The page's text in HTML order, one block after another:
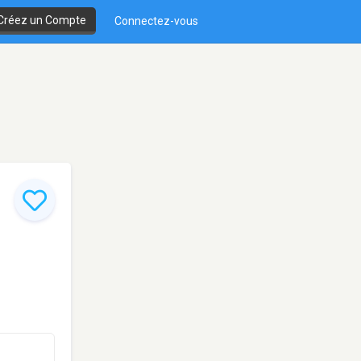
un Compte Connectez-vous